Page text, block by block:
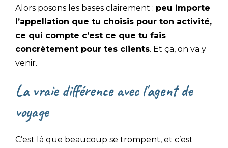
Alors posons les bases clairement : peu importe
l’appellation que tu choisis pour ton activité,
ce qui compte c’est ce que tu fais
concrètement pour tes clients. Et ça, on va y
venir.
La vraie différence avec l'agent de
voyage
C’est là que beaucoup se trompent, et c’est